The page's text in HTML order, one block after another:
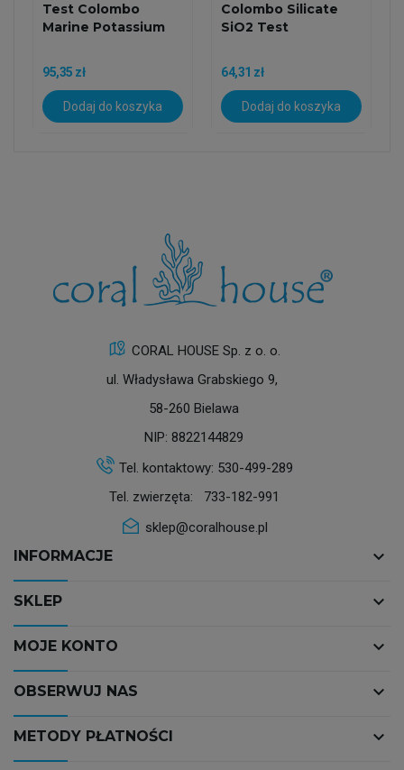
Test Colombo
Marine Potassium
95,35 zł
Dodaj do koszyka
Colombo Silicate
SiO2 Test
64,31 zł
Dodaj do koszyka
CORAL HOUSE Sp. z o. o.
ul. Władysława Grabskiego 9,
58-260 Bielawa
NIP: 8822144829
Tel. kontaktowy: 530-499-289
Tel. zwierzęta: 733-182-991
sklep@coralhouse.pl
INFORMACJE keyboard_arrow_down
SKLEP keyboard_arrow_down
MOJE KONTO keyboard_arrow_down
OBSERWUJ NAS keyboard_arrow_down
METODY PŁATNOŚCI keyboard_arrow_down